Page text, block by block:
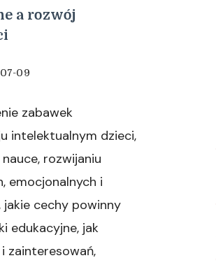
a rozwój
09
zabawek
intelektualnym dzieci,
rozwijaniu
emocjonalnych i
cechy powinny
edukacyjne, jak
zainteresowań,